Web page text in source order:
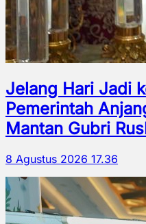
Jelang Hari Jadi
Pemerintah
Mantan Gubri
8 Agustus 2026 17.36